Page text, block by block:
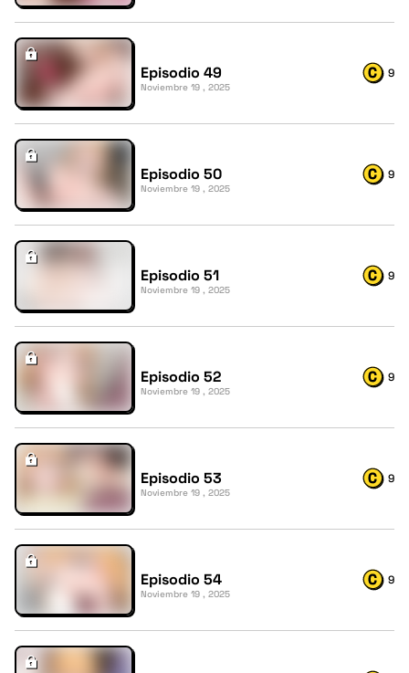
Episodio 49
Noviembre 19 , 2025
9
Episodio 50
Noviembre 19 , 2025
9
Episodio 51
Noviembre 19 , 2025
9
Episodio 52
Noviembre 19 , 2025
9
Episodio 53
Noviembre 19 , 2025
9
Episodio 54
Noviembre 19 , 2025
9